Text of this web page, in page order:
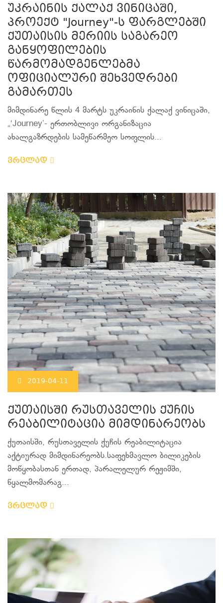
უკრაინის ქალაქ ვინიცაში,
პროექტ "Journey"-ს ფარგლებში
ქუთაისის მერიის საგარეო
განყოფილების
წარმომადგენლებმა
ოფიციალური შეხვედრები
გამართეს
მიმდინარე წლის 4 მარტს უკრაინის ქალაქ ვინიცაში,
„‘Journey’- ერთობლივი ორგანიზაცია
ახალგაზრდების სამეწარმეო სოფლის...
ვრცლად
2019-04-11
ქუთაისში რუსთაველის ქუჩის
რეაბილიტაცია მიმდინარეობს
ქუთაისში, რუსთაველის ქუჩის რეაბილიტაცია
აქტიურად მიმდინარეობს.საფეხმავლო ბილიკების
მოწყობასთან ერთად, პარალელურ რეჟიმში,
წყალმომარაგ...
ვრცლად